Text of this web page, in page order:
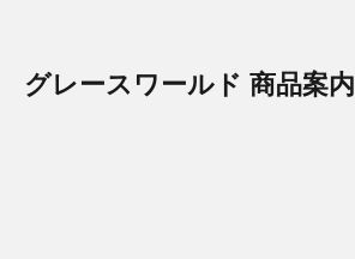
グレースワールド 商品案内